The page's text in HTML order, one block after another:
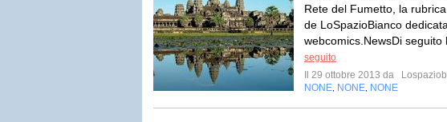
Rete del Fumetto, la
de LoSpazioBianco
webcomics.NewsDi seguito
seguito
Il 29 ottobre 2013 da
NONE NONE NONE